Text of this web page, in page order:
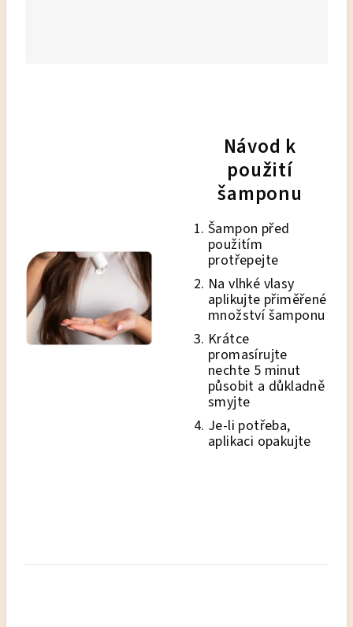
Návod k
použití
šamponu
Šampon před
použitím
protřepejte
Na vlhké vlasy
aplikujte přiměřené
množství šamponu
Krátce
promasírujte
nechte 5 minut
působit a důkladně
smyjte
Je-li potřeba,
aplikaci opakujte